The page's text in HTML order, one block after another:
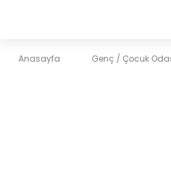
Anasayfa Genç / Çocuk